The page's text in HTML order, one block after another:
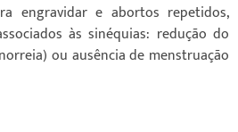
engravidar e abortos repetidos,
às sinéquias: redução do
ou ausência de menstruação